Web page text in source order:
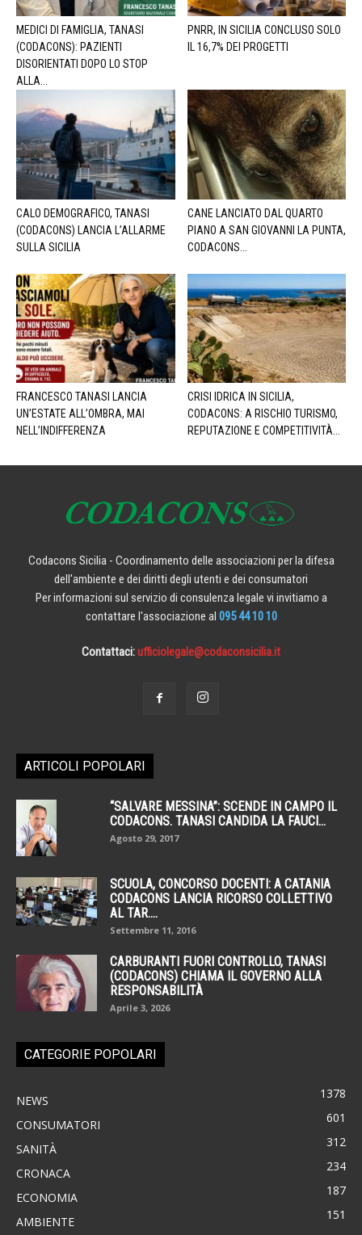
MEDICI DI FAMIGLIA, TANASI
(CODACONS): PAZIENTI
DISORIENTATI DOPO LO STOP
ALLA...
PNRR, IN SICILIA CONCLUSO SOLO
IL 16,7% DEI PROGETTI
CALO DEMOGRAFICO, TANASI
(CODACONS) LANCIA L’ALLARME
SULLA SICILIA
CANE LANCIATO DAL QUARTO
PIANO A SAN GIOVANNI LA PUNTA,
CODACONS...
FRANCESCO TANASI LANCIA
UN’ESTATE ALL’OMBRA, MAI
NELL’INDIFFERENZA
CRISI IDRICA IN SICILIA,
CODACONS: A RISCHIO TURISMO,
REPUTAZIONE E COMPETITIVITÀ...
Codacons Sicilia - Coordinamento delle associazioni per la difesa
dell'ambiente e dei diritti degli utenti e dei consumatori
Per informazioni sul servizio di consulenza legale vi invitiamo a
contattare l'associazione al 095 44 10 10
Contattaci:ufficiolegale@codaconsicilia.it
ARTICOLI POPOLARI
“SALVARE MESSINA”: SCENDE IN CAMPO IL
CODACONS. TANASI CANDIDA LA FAUCI...
Agosto 29, 2017
SCUOLA, CONCORSO DOCENTI: A CATANIA
CODACONS LANCIA RICORSO COLLETTIVO
AL TAR....
Settembre 11, 2016
CARBURANTI FUORI CONTROLLO, TANASI
(CODACONS) CHIAMA IL GOVERNO ALLA
RESPONSABILITÀ
Aprile 3, 2026
CATEGORIE POPOLARI
NEWS 1378
CONSUMATORI 601
SANITÀ 312
CRONACA 234
ECONOMIA 187
AMBIENTE
151